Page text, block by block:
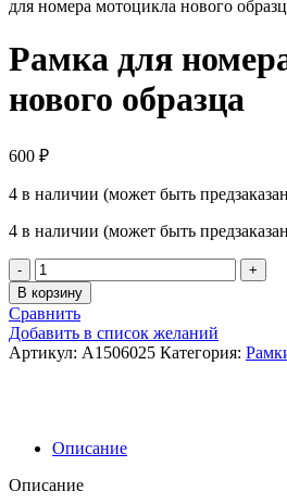
для номера мотоцикла нового
Рамка для
нового образца
600 ₽
4 в наличии (может быть
4 в наличии (может быть
Количество
товара
Рамка
для
номера
мотоцикла
В корзину
Сравнить
Добавить в список желаний
Артикул: A1506025 Категория:
Описание
Описание